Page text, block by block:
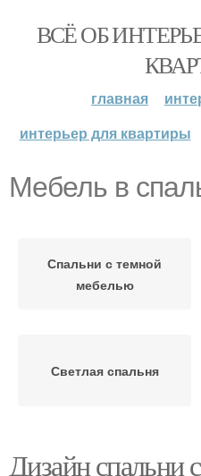
ВСЁ ОБ
главная
интерьер для квартиры
Мебель в
Спальни с темной
мебелью
Светлая спальня
Спальня с темной
Дизайн спальни